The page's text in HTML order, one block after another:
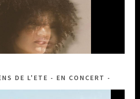
DE L'ETE - EN CONCERT